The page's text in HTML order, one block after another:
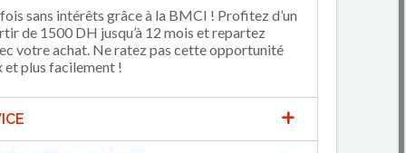
sans intérêts grâce à la BMCI ! Profitez d’un
de 1500 DH jusqu’à 12 mois et repartez
votre achat. Ne ratez pas cette opportunité
et plus facilement !